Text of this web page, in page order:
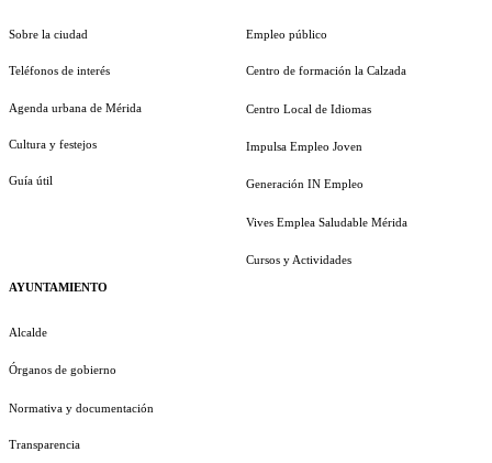
Sobre la ciudad
Teléfonos de interés
Agenda urbana de Mérida
Cultura y festejos
Guía útil
AYUNTAMIENTO
Alcalde
Órganos de gobierno
Normativa y documentación
Transparencia
Empleo público
Centro de formación la Calzada
Centro Local de Idiomas
Impulsa Empleo Joven
Generación IN Empleo
Vives Emplea Saludable Mérida
Cursos y Actividades